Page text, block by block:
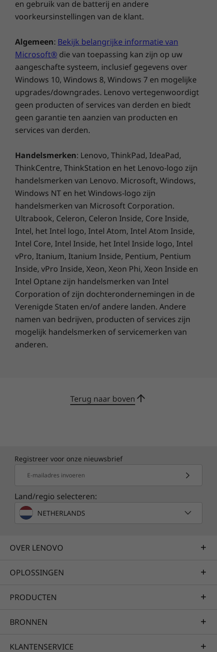
Privacy Shutter. Wanneer je klaar bent met de
webcam en deze wilt sluiten, verschuif je
en gebruik van de batterij en andere
voorkeursinstellingen van de klant.
Algemeen: Bekijk belangrijke informatie van
Microsoft® die van toepassing kan zijn op uw
aangeschafte systeem, inclusief gegevens over
Windows 10, Windows 8, Windows 7 en mogelijke
upgrades/downgrades. Lenovo vertegenwoordigt
geen producten of services van derden en biedt
geen garantie ten aanzien van producten en
services van derden.
Handelsmerken: Lenovo, ThinkPad, IdeaPad,
ThinkCentre, ThinkStation en het Lenovo-logo zijn
handelsmerken van Lenovo. Microsoft, Windows,
Windows NT en het Windows-logo zijn
handelsmerken van Microsoft Corporation.
Ultrabook, Celeron, Celeron Inside, Core Inside,
Intel, het Intel logo, Intel Atom, Intel Atom Inside,
Intel Core, Intel Inside, het Intel Inside logo, Intel
vPro, Itanium, Itanium Inside, Pentium, Pentium
Inside, vPro Inside, Xeon, Xeon Phi, Xeon Inside en
Intel Optane zijn handelsmerken van Intel
Corporation of zijn dochterondernemingen in de
Verenigde Staten en/of andere landen. Andere
namen van bedrijven, producten of services zijn
mogelijk handelsmerken of servicemerken van
anderen.
Terug naar boven
Registreer voor onze nieuwsbrief
E-mailadres invoeren
Land/regio selecteren:
NETHERLANDS
OVER LENOVO
OPLOSSINGEN
PRODUCTEN
BRONNEN
KLANTENSERVICE